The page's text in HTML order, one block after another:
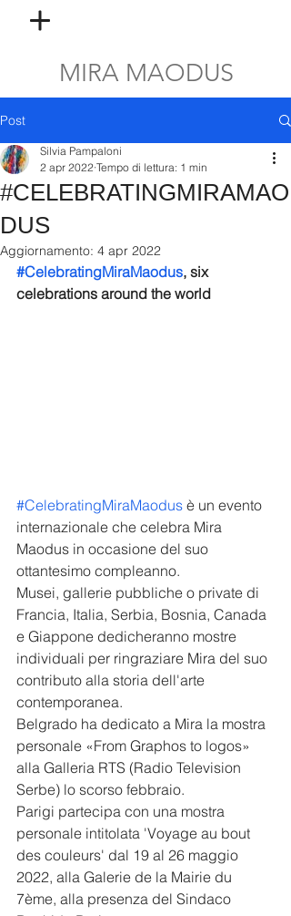
MIRA MAODUS
Post
#CELEBRATINGMIRAMAO
DUS
Silvia Pampaloni
2 apr 2022 Tempo di lettura: 1 min
Aggiornamento: 4 apr 2022
#CelebratingMiraMaodus, six
celebrations around the world
#CelebratingMiraMaodus è un evento
internazionale che celebra Mira
Maodus in occasione del suo
ottantesimo compleanno.
Musei, gallerie pubbliche o private di
Francia, Italia, Serbia, Bosnia, Canada
e Giappone dedicheranno mostre
individuali per ringraziare Mira del suo
contributo alla storia dell'arte
contemporanea.
Belgrado ha dedicato a Mira la mostra
personale «From Graphos to logos»
alla Galleria RTS (Radio Television
Serbe) lo scorso febbraio.
Parigi partecipa con una mostra
personale intitolata 'Voyage au bout
des couleurs' dal 19 al 26 maggio
2022, alla Galerie de la Mairie du
7ème, alla presenza del Sindaco